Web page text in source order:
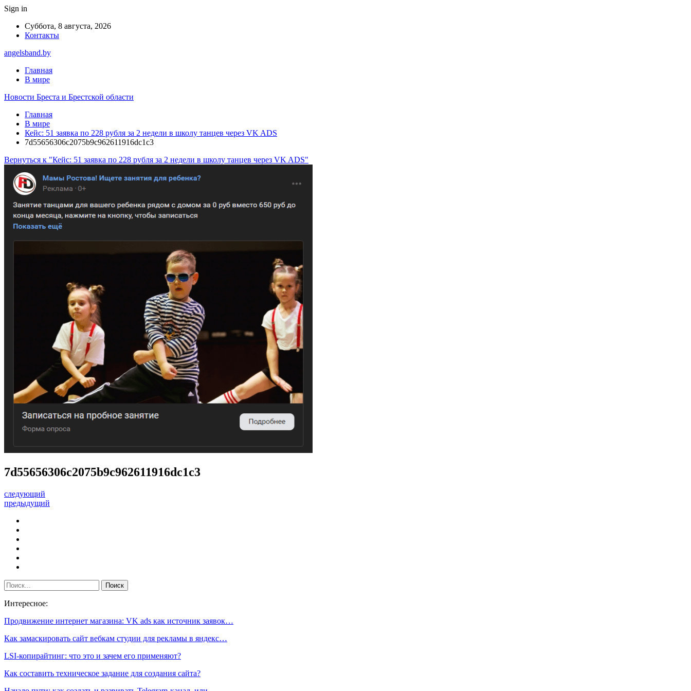
Sign in
Суббота, 8 августа, 2026
Контакты
angelsband.by
Главная
В мире
Новости Бреста и Брестской области
Главная
В мире
Кейс: 51 заявка по 228 рубля за 2 недели в школу танцев через VK ADS
7d55656306c2075b9c962611916dc1c3
Вернуться к "Кейс: 51 заявка по 228 рубля за 2 недели в школу танцев через VK ADS"
7d55656306c2075b9c962611916dc1c3
следующий
предыдущий
Интересное:
Продвижение интернет магазина: VK ads как источник заявок…
Как замаскировать сайт вебкам студии для рекламы в яндекс…
LSI-копирайтинг: что это и зачем его применяют?
Как составить техническое задание для создания сайта?